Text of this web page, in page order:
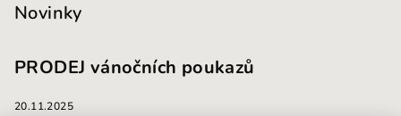
Novinky
PRODEJ vánočních poukazů
20.11.2025